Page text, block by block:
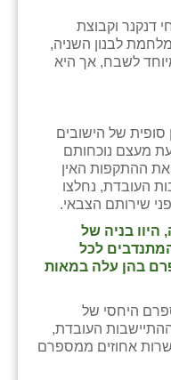
דנקנר וקבוצת
לבנון השניה,
לשבח, אך היא
סופית של הישובים
מעצם נוכחותם
את ההתקפות האין
העובדת, נחלצו
שירותם הצבאי.
היוו בניה של
לכל
בהן עלה במאות
היחסי של
העובדת,
אחוזים ממספרם